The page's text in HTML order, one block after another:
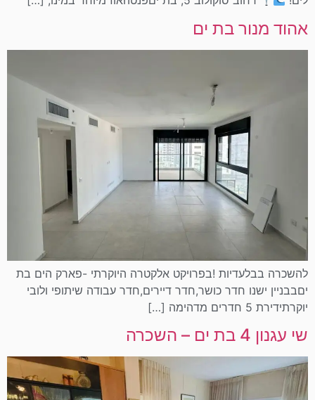
אהוד מנור בת ים
להשכרה בבלעדיות !בפרויקט אלקטרה היוקרתי -פארק הים בת
יםבבניין ישנו חדר כושר,חדר דיירים,חדר עבודה שיתופי ולובי
יוקרתידירת 5 חדרים מדהימה […]
שי עגנון 4 בת ים – השכרה